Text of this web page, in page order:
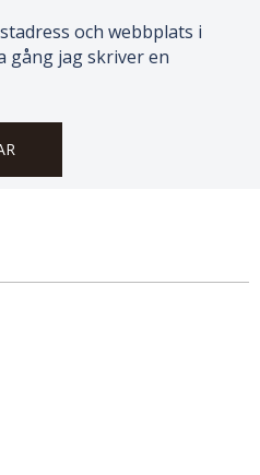
och webbplats i
gång jag skriver en